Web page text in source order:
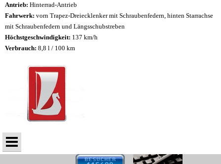
Antrieb: Hinterrad-Antrieb
Fahrwerk: vorn Trapez-Dreiecklenker mit Schraubenfedern, hinten Starrachse
mit Schraubenfedern und Längsschubstreben
Höchstgeschwindigkeit: 137 km/h
Verbrauch: 8,8 l / 100 km